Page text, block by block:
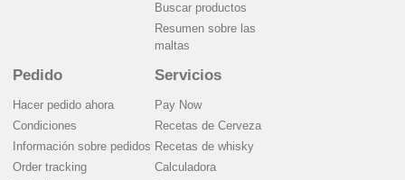
Buscar productos
Resumen sobre las
maltas
Pedido
Hacer pedido ahora
Condiciones
Información sobre pedidos
Order tracking
Servicios
Pay Now
Recetas de Cerveza
Recetas de whisky
Calculadora